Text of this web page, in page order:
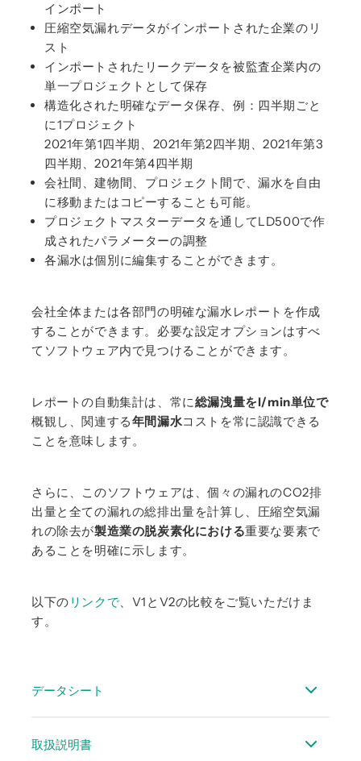
インポート
圧縮空気漏れデータがインポートされた企業のリ
スト
インポートされたリークデータを被監査企業内の
単一プロジェクトとして保存
構造化された明確なデータ保存、例：四半期ごと
に1プロジェクト
2021年第1四半期、2021年第2四半期、2021年第3
四半期、2021年第4四半期
会社間、建物間、プロジェクト間で、漏水を自由
に移動またはコピーすることも可能。
プロジェクトマスターデータを通してLD500で作
成されたパラメーターの調整
各漏水は個別に編集することができます。
会社全体または各部門の明確な漏水レポートを作成
することができます。必要な設定オプションはすべ
てソフトウェア内で見つけることができます。
レポートの自動集計は、常に総漏洩量をl/min単位で
概観し、関連する年間漏水コストを常に認識できる
ことを意味します。
さらに、このソフトウェアは、個々の漏れのCO2排
出量と全ての漏れの総排出量を計算し、圧縮空気漏
れの除去が製造業の脱炭素化における重要な要素で
あることを明確に示します。
以下の リンクで、V1とV2の比較をご覧いただけま
す。
データシート
クラウドソリューション
取扱説明書